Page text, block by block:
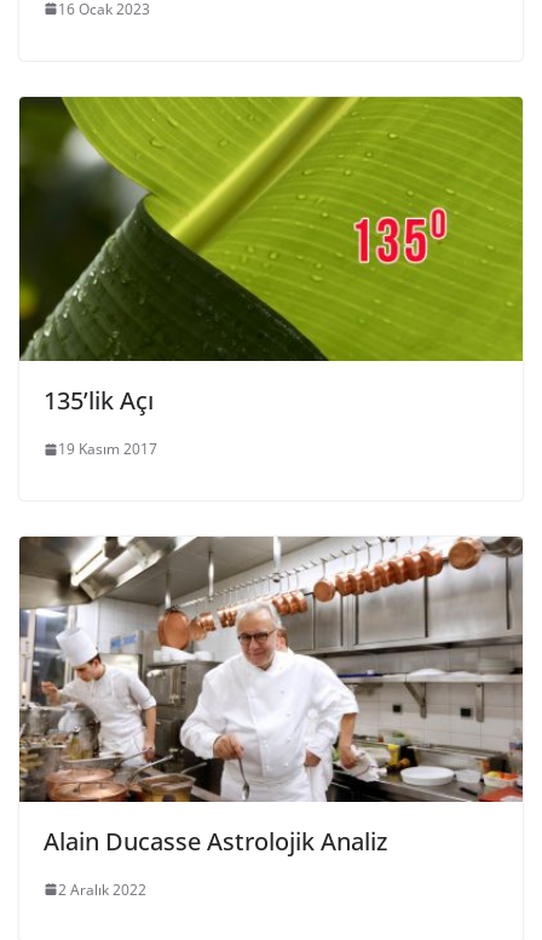
16 Ocak 2023
135’lik Açı
19 Kasım 2017
Alain Ducasse Astrolojik Analiz
2 Aralık 2022